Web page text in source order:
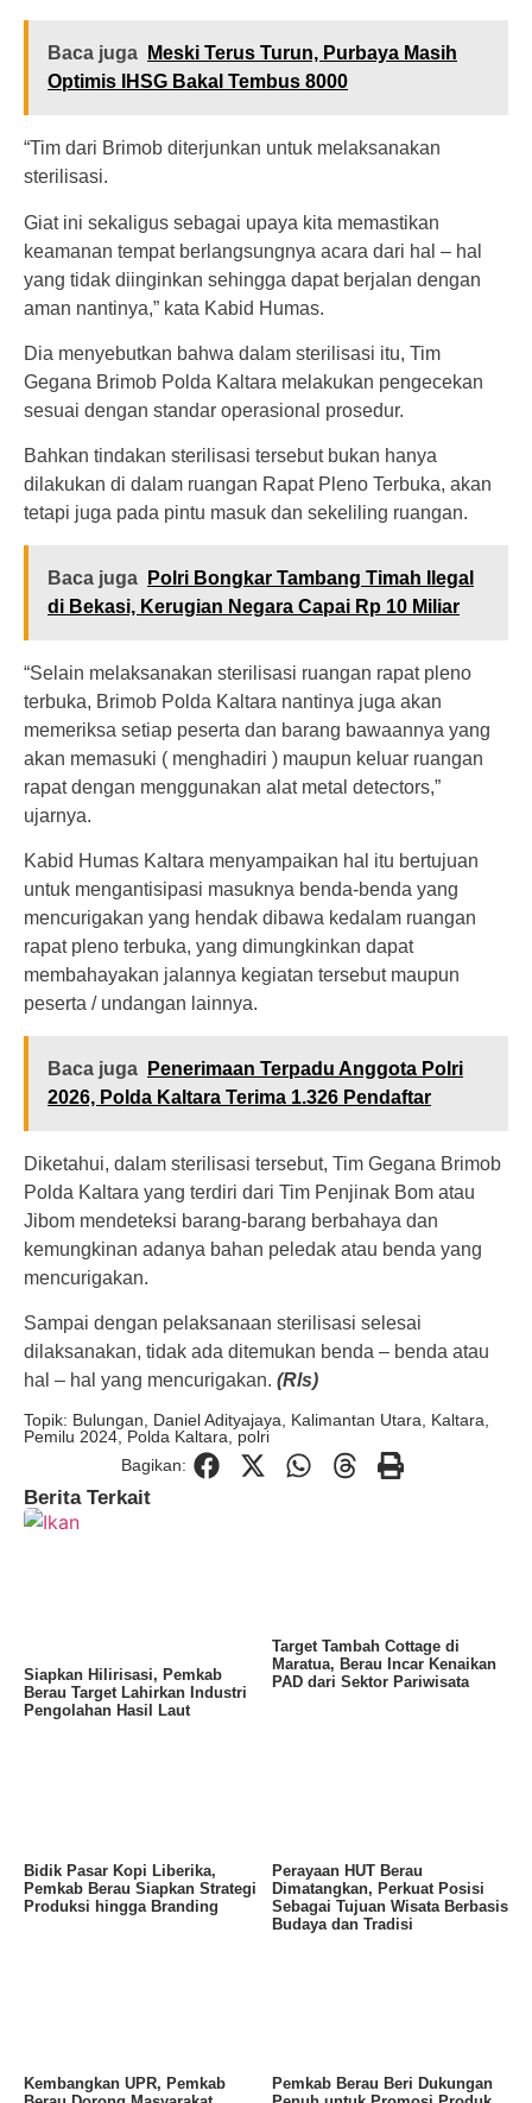
Baca juga
Meski Terus Turun, Purbaya Masih
Optimis IHSG Bakal Tembus 8000
“Tim dari Brimob diterjunkan untuk melaksanakan
sterilisasi.
Giat ini sekaligus sebagai upaya kita memastikan
keamanan tempat berlangsungnya acara dari hal – hal
yang tidak diinginkan sehingga dapat berjalan dengan
aman nantinya,” kata Kabid Humas.
Dia menyebutkan bahwa dalam sterilisasi itu, Tim
Gegana Brimob Polda Kaltara melakukan pengecekan
sesuai dengan standar operasional prosedur.
Bahkan tindakan sterilisasi tersebut bukan hanya
dilakukan di dalam ruangan Rapat Pleno Terbuka, akan
tetapi juga pada pintu masuk dan sekeliling ruangan.
Baca juga
Polri Bongkar Tambang Timah Ilegal
di Bekasi, Kerugian Negara Capai Rp 10 Miliar
“Selain melaksanakan sterilisasi ruangan rapat pleno
terbuka, Brimob Polda Kaltara nantinya juga akan
memeriksa setiap peserta dan barang bawaannya yang
akan memasuki ( menghadiri ) maupun keluar ruangan
rapat dengan menggunakan alat metal detectors,”
ujarnya.
Kabid Humas Kaltara menyampaikan hal itu bertujuan
untuk mengantisipasi masuknya benda-benda yang
mencurigakan yang hendak dibawa kedalam ruangan
rapat pleno terbuka, yang dimungkinkan dapat
membahayakan jalannya kegiatan tersebut maupun
peserta / undangan lainnya.
Baca juga
Penerimaan Terpadu Anggota Polri
2026, Polda Kaltara Terima 1.326 Pendaftar
Diketahui, dalam sterilisasi tersebut, Tim Gegana Brimob
Polda Kaltara yang terdiri dari Tim Penjinak Bom atau
Jibom mendeteksi barang-barang berbahaya dan
kemungkinan adanya bahan peledak atau benda yang
mencurigakan.
Sampai dengan pelaksanaan sterilisasi selesai
dilaksanakan, tidak ada ditemukan benda – benda atau
hal – hal yang mencurigakan. (Rls)
Topik: Bulungan, Daniel Adityajaya, Kalimantan Utara, Kaltara,
Pemilu 2024, Polda Kaltara, polri
Bagikan:
Berita Terkait
Siapkan Hilirisasi, Pemkab
Berau Target Lahirkan Industri
Pengolahan Hasil Laut
Target Tambah Cottage di
Maratua, Berau Incar Kenaikan
PAD dari Sektor Pariwisata
Bidik Pasar Kopi Liberika,
Pemkab Berau Siapkan Strategi
Produksi hingga Branding
Perayaan HUT Berau
Dimatangkan, Perkuat Posisi
Sebagai Tujuan Wisata Berbasis
Budaya dan Tradisi
Kembangkan UPR, Pemkab
Pemkab Berau Beri Dukungan